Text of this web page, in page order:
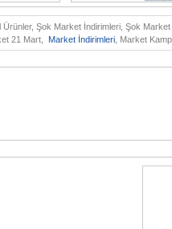
Ürünler, Şok Market İndirimleri, Şok
21 Mart,
Market İndirimleri , Market